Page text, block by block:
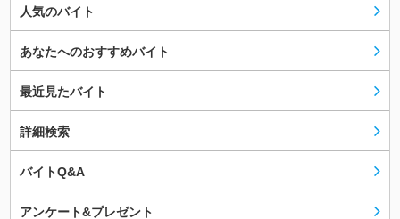
人気のバイト
あなたへのおすすめバイト
最近見たバイト
詳細検索
バイトQ&A
アンケート&プレゼント